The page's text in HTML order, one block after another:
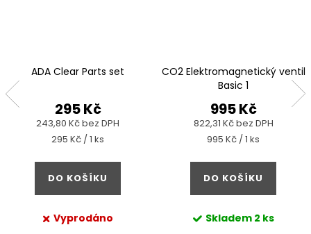
ADA Clear Parts set
243,80 Kč bez DPH
295 Kč
Měrná
295 Kč / 1 ks
DO KOŠÍKU
Vyprodáno
CO2 Elektromagnetický ventil
Basic 1
822,31 Kč bez DPH
995 Kč
Měrná
995 Kč / 1 ks
DO KOŠÍKU
Skladem 2 ks